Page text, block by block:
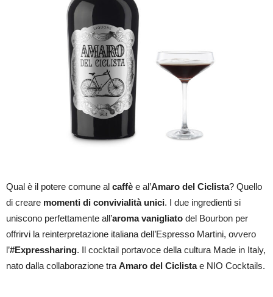
Qual è il potere comune al caffè e al’Amaro del Ciclista? Quello
di creare momenti di convivialità unici. I due ingredienti si
uniscono perfettamente all’aroma vanigliato del Bourbon per
offrirvi la reinterpretazione italiana dell’Espresso Martini, ovvero
l’#Expressharing. Il cocktail portavoce della cultura Made in Italy,
nato dalla collaborazione tra Amaro del Ciclistae NIO Cocktails.